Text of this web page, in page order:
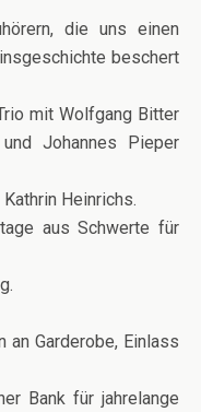
die uns einen
beschert
mit Wolfgang Bitter
Johannes Pieper
Heinrichs.
aus Schwerte für
Garderobe, Einlass
Bank für jahrelange